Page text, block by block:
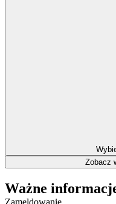
Zobacz
Ważne